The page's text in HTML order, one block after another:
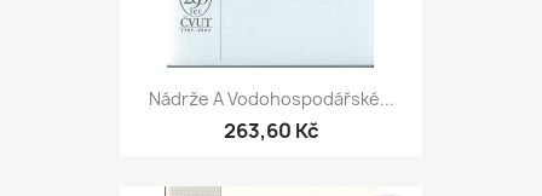
Nádrže A Vodohospodářské...
263,60 Kč